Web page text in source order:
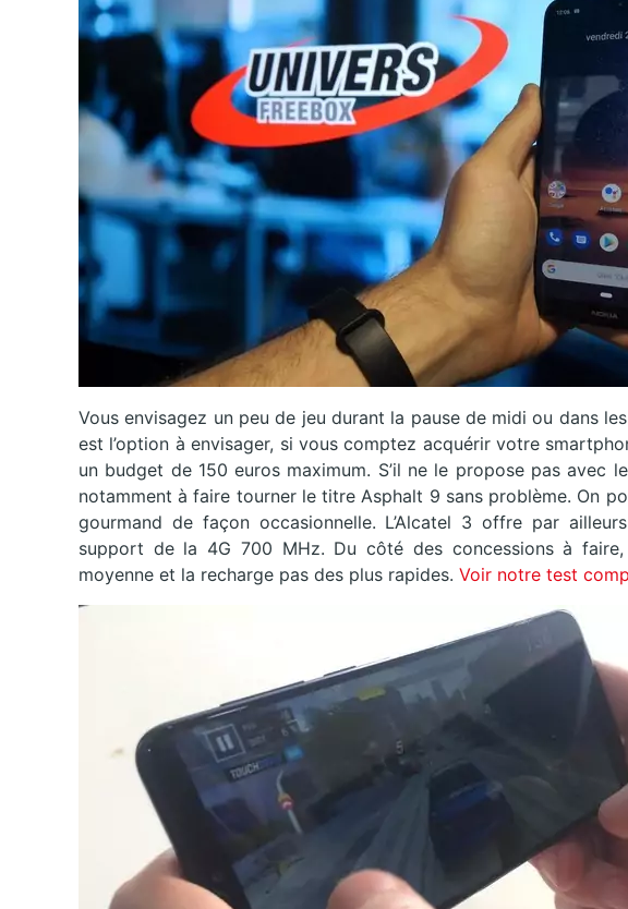
Vous envisagez un peu de jeu durant la pause de midi ou dans
est l’option à envisager, si vous comptez acquérir votre
un budget de 150 euros maximum. S’il ne le propose pas avec
notamment à faire tourner le titre Asphalt 9 sans problème. On
gourmand de façon occasionnelle. L’Alcatel 3 offre par
support de la 4G 700 MHz. Du côté des concessions à
moyenne et la recharge pas des plus rapides. Voir notre test